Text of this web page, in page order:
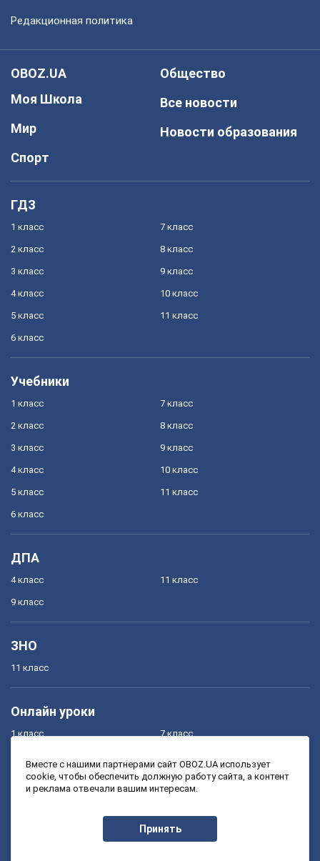
Редакционная политика
OBOZ.UA
Моя Школа
Мир
Спорт
Общество
Все новости
Новости образования
ГДЗ
1 класс
2 класс
3 класс
4 класс
5 класс
6 класс
7 класс
8 класс
9 класс
10 класс
11 класс
Учебники
1 класс
2 класс
3 класс
4 класс
5 класс
6 класс
7 класс
8 класс
9 класс
10 класс
11 класс
ДПА
4 класс
9 класс
11 класс
ЗНО
11 класс
Онлайн уроки
1 класс
3 класс
7 класс
9 класс
Вместе с нашими партнерами сайт OBOZ.UA использует
cookie, чтобы обеспечить должную работу сайта, а контент
и реклама отвечали вашим интересам.
Принять